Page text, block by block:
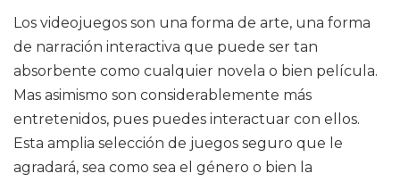
Los videojuegos son una forma de arte, una forma
de narración interactiva que puede ser tan
absorbente como cualquier novela o bien película.
Mas asimismo son considerablemente más
entretenidos, pues puedes interactuar con ellos.
Esta amplia selección de juegos seguro que le
agradará, sea como sea el género o bien la